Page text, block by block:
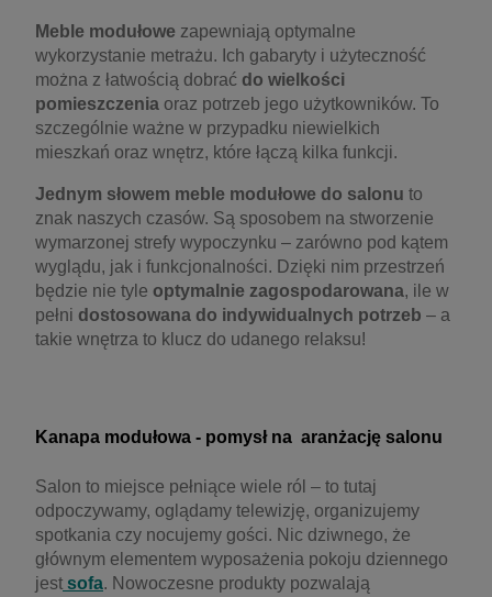
Meble modułowe zapewniają optymalne
wykorzystanie metrażu. Ich gabaryty i użyteczność
można z łatwością dobrać do wielkości
pomieszczenia oraz potrzeb jego użytkowników. To
szczególnie ważne w przypadku niewielkich
mieszkań oraz wnętrz, które łączą kilka funkcji.
Jednym słowem meble modułowe do salonu to
znak naszych czasów. Są sposobem na stworzenie
wymarzonej strefy wypoczynku – zarówno pod kątem
wyglądu, jak i funkcjonalności. Dzięki nim przestrzeń
będzie nie tyle optymalnie zagospodarowana, ile w
pełni dostosowana do indywidualnych potrzeb – a
takie wnętrza to klucz do udanego relaksu!
Kanapa modułowa - pomysł na aranżację salonu
Salon to miejsce pełniące wiele ról – to tutaj
odpoczywamy, oglądamy telewizję, organizujemy
spotkania czy nocujemy gości. Nic dziwnego, że
głównym elementem wyposażenia pokoju dziennego
jest sofa. Nowoczesne produkty pozwalają